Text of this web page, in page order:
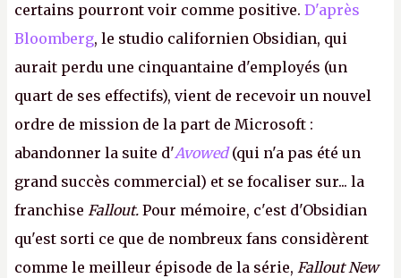
certains pourront voir comme positive. D'après
Bloomberg, le studio californien Obsidian, qui
aurait perdu une cinquantaine d'employés (un
quart de ses effectifs), vient de recevoir un nouvel
ordre de mission de la part de Microsoft :
abandonner la suite d'Avowed(qui n'a pas été un
grand succès commercial) et se focaliser sur... la
franchise Fallout. Pour mémoire, c'est d'Obsidian
qu'est sorti ce que de nombreux fans considèrent
comme le meilleur épisode de la série, Fallout New